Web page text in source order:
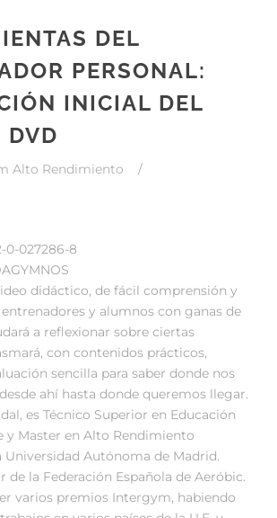
DEL
PERSONAL:
INICIAL DEL
DVD
Alto Rendimiento
/
0-027286-8
didáctico, de fácil comprensión y
y alumnos con ganas de
a reflexionar sobre ciertas
con contenidos prácticos,
sencilla para saber donde nos
ahí hasta donde queremos llegar.
es Técnico Superior en Educación
y Master en Alto Rendimiento
Autónoma de Madrid.
de la Federación Española de Aeróbic.
varios premios Intergym, habiendo